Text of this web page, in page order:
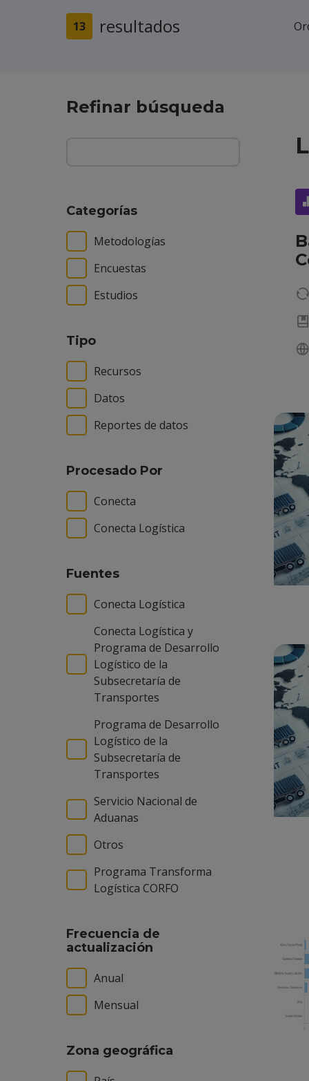
13 resultados
Refinar búsqueda
Categorías
Metodologías
Encuestas
Estudios
Tipo
Recursos
Datos
Reportes de datos
Procesado Por
Conecta
Conecta Logística
Fuentes
Conecta Logística
Conecta Logística y
Programa de Desarrollo
Logístico de la
Subsecretaría de
Transportes
Programa de Desarrollo
Logístico de la
Subsecretaría de
Transportes
Servicio Nacional de
Aduanas
Otros
Programa Transforma
Logística CORFO
Frecuencia de
actualización
Anual
Mensual
Zona geográfica